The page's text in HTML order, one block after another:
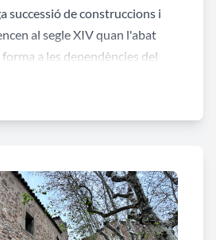
successió de construccions i
al segle XIV quan l'abat
a les dependències del
d'estil gòtic i la construcció
que també es troba al
d'una porta.
d'acollir els canonges